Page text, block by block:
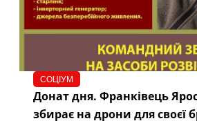
СОЦІУМ
Донат дня. Франківець
збирає на дрони для своєї